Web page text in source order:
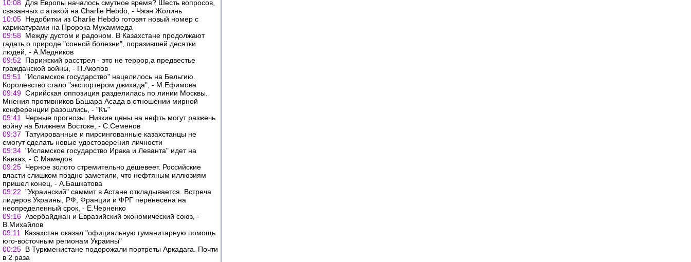
10:08 Для Европы началось смутное время? Шесть вопросов,
связанных с атакой на Charlie Hebdo, - Чжэн Жолинь
10:05 Недобитки из Charlie Hebdo готовят новый номер с
карикатурами на Пророка Мухаммеда
09:58 Между дустом и радоном. В Казахстане продолжают
гадать о природе "сонной болезни", поразившей десятки
людей, - А.Медников
09:52
Парижский расстрел - это не террор,а предвестье
гражданской войны, - П.Акопов
09:51
"Исламское государство" нацелилось на Бельгию.
Королевство стало "экспортером джихада", - М.Ефимова
09:49 Сирийская оппозиция разделилась по линии Москвы.
Мнения противников Башара Асада в отношении мирной
конференции разошлись, - "Къ"
09:41
Черные прогнозы. Низкие цены на нефть могут разжечь
войну на Ближнем Востоке, - С.Семенов
09:37 Татуированные и пирсингованные казахстанцы не
смогут сделать новые удостоверения личности
09:34 "Исламское государство Ирака и Леванта" идет на
Кавказ, - С.Мамедов
09:25 Черное золото стремительно дешевеет. Российские
власти слишком поздно заметили, что нефтяным иллюзиям
пришел конец, - А.Башкатова
09:22 "Украинский" саммит в Астане откладывается. Встреча
лидеров Украины, РФ, Франции и ФРГ перенесена на
неопределенный срок, - Е.Черненко
09:16 Азербайджан и Евразийский экономический союз, -
В.Михайлов
09:11
Казахстан оказал "официальную гуманитарную помощь
юго-восточным регионам Украины"
00:25 В Туркменистане подорожали портреты Аркадага. Почти
в 2 раза